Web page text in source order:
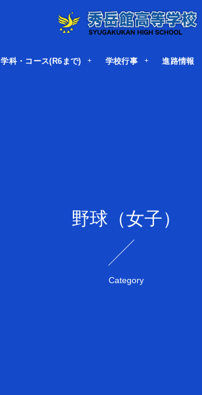
学科・コース(R6まで) 学校行事 進路情報
野球（女子）
Category